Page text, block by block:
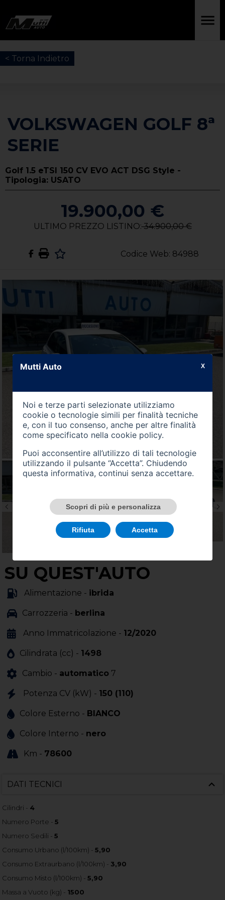
< Torna Indietro
Codice Web: 84988
VOLKSWAGEN GOLF 8ª
SERIE
Golf 1.5 eTSI 150 CV EVO ACT DSG Style -
Tipologia: USATO
19.900,00 €
ULTIMO PREZZO LISTINO:34.900,00 €
SU QUEST'AUTO
Alimentazione - ibrida
Carrozzeria - berlina
Anno Immatricolazione - 12/2020
Cilindrata (cc) - 1498
Cambio - automatico 7
Potenza CV (kW) - 150 (110)
Colore Esterno - BIANCO
Colore Interno - nero
Km - 78600
DATI TECNICI
Cilindri - 4
Numero Porte -5
Numero Sedili -5
Consumo Urbano (l/100km) -5,90
Consumo Extraurbano (l/100km) - 3,90
Consumo Misto (l/100km) -5,90
Massa a Vuoto (kg) - 1500
Mutti Auto
Noi e terze parti selezionate utilizziamo
cookie o tecnologie simili per finalità tecniche
e, con il tuo consenso, anche per altre finalità
come specificato nella cookie policy.
Puoi acconsentire all’utilizzo di tali tecnologie
utilizzando il pulsante “Accetta”. Chiudendo
questa informativa, continui senza accettare.
Scopri di più e personalizza
Rifiuta Accetta
X